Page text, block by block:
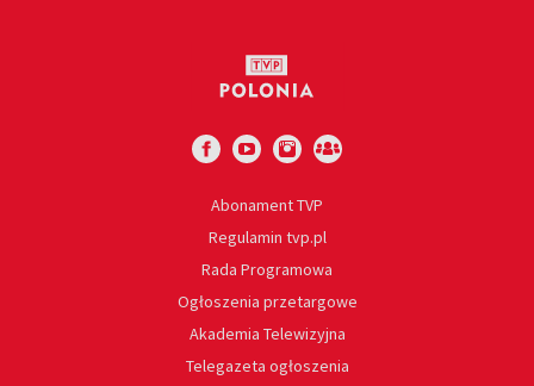
Abonament TVP
Regulamin tvp.pl
Rada Programowa
Ogłoszenia przetargowe
Akademia Telewizyjna
Telegazeta ogłoszenia